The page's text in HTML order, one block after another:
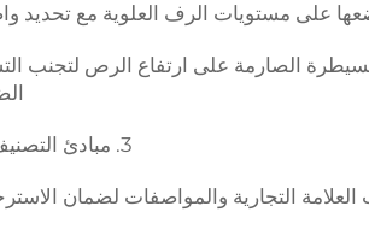
الصارمة على ارتفاع الرص لتجنب
3. مبادئ التصنيف والتخزين
التجارية والمواصفات لضمان